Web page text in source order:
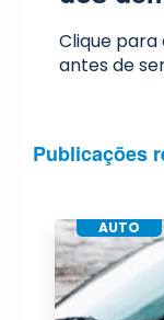
Clique
antes de
Publicações
AUTO